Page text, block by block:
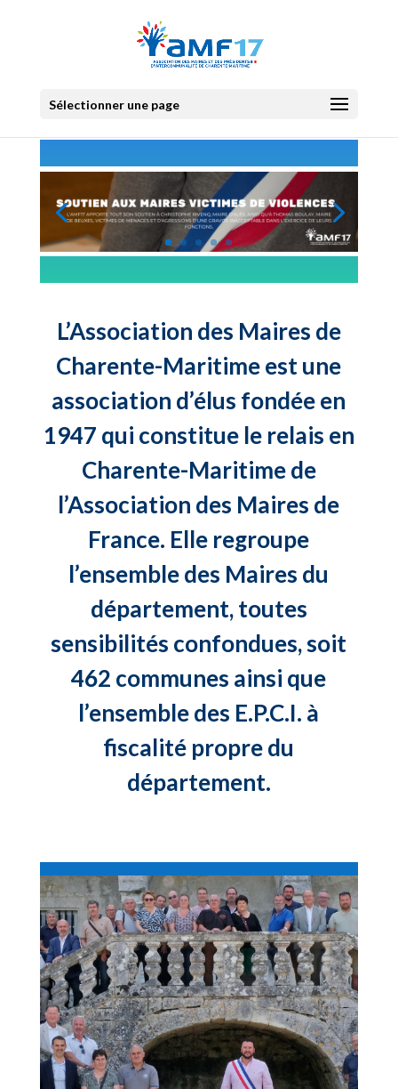
Sélectionner une page
L’Association des Maires de
Charente-Maritime est une
association d’élus fondée en
1947 qui constitue le relais en
Charente-Maritime de
l’Association des Maires de
France. Elle regroupe
l’ensemble des Maires du
département, toutes
sensibilités confondues, soit
462 communes ainsi que
l’ensemble des E.P.C.I. à
fiscalité propre du
département.